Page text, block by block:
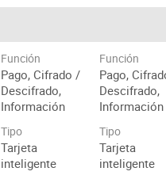
Función
Pago, Cifrado /
Descifrado,
Información
Tipo
Tarjeta
inteligente
Función
Pago,
Descifrado,
Información
Tipo
Tarjeta
inteligente